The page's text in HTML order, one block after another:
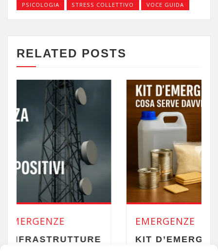
PSICOLOGIA STRESS COLLETTIVO VOCE GUIDA
RELATED POSTS
EMERGENZE
KIT D’EMERGENZA PER 72 ORE: